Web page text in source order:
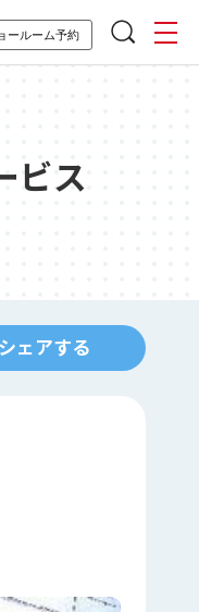
ールーム予約
ビス
シェアする